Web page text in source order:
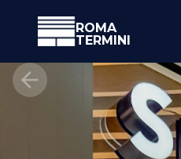
ROMA
TERMINI